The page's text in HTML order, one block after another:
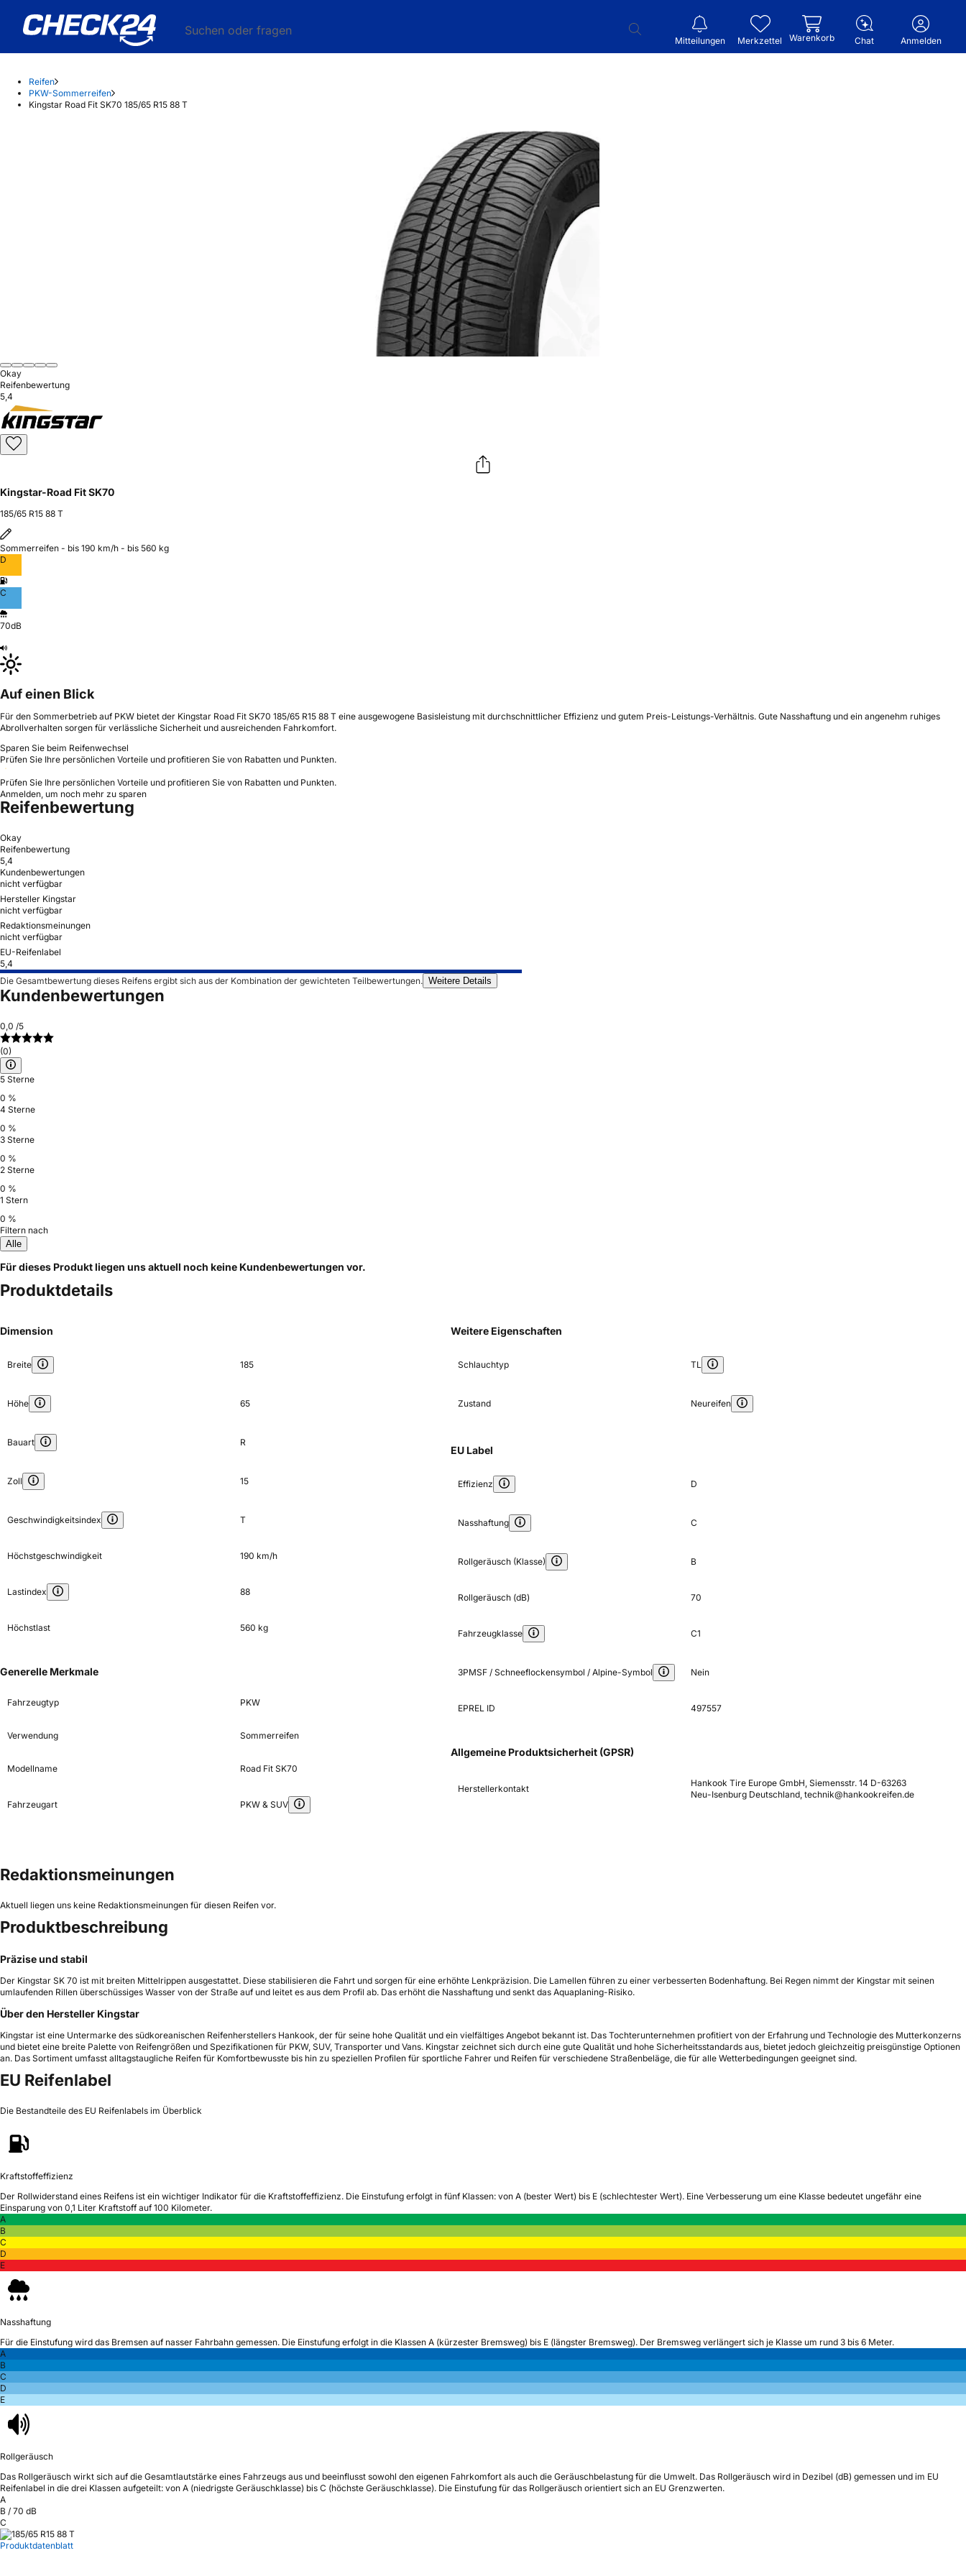
Suchen oder fragen
Mitteilungen Merkzettel Warenkorb Chat Anmelden
Reifen
PKW-Sommerreifen
Kingstar Road Fit SK70 185/65 R15 88 T
Okay
Reifenbewertung
5,4
Kingstar-Road Fit SK70
185/65 R15 88 T
Sommerreifen - bis 190 km/h - bis 560 kg
D
C
70dB
Auf einen Blick
Für den Sommerbetrieb auf PKW bietet der Kingstar Road Fit SK70 185/65 R15 88 T eine ausgewogene Basisleistung mit durchschnittlicher Effizienz und gutem Preis-Leistungs-Verhältnis. Gute Nasshaftung und ein angenehm ruhiges
Abrollverhalten sorgen für verlässliche Sicherheit und ausreichenden Fahrkomfort.
Sparen Sie beim Reifenwechsel
Prüfen Sie Ihre persönlichen Vorteile und profitieren Sie von Rabatten und Punkten.
Prüfen Sie Ihre persönlichen Vorteile und profitieren Sie von Rabatten und Punkten.
Anmelden, um noch mehr zu sparen
Reifenbewertung
Okay
Reifenbewertung
5,4
Kundenbewertungen
nicht verfügbar
Hersteller Kingstar
nicht verfügbar
Redaktionsmeinungen
nicht verfügbar
EU-Reifenlabel
5,4
Die Gesamtbewertung dieses Reifens ergibt sich aus der Kombination der gewichteten Teilbewertungen. Weitere Details
Kundenbewertungen
0,0 /5
(0)
5 Sterne
0 %
4 Sterne
0 %
3 Sterne
0 %
2 Sterne
0 %
1 Stern
0 %
Filtern nach
Alle
Für dieses Produkt liegen uns aktuell noch keine Kundenbewertungen vor.
Produktdetails
Dimension
Breite 185
Höhe 65
Bauart R
Zoll 15
Geschwindigkeitsindex T
Höchstgeschwindigkeit 190 km/h
Lastindex 88
Höchstlast 560 kg
Generelle Merkmale
Fahrzeugtyp PKW
Verwendung Sommerreifen
Modellname Road Fit SK70
Fahrzeugart PKW & SUV
Weitere Eigenschaften
Schlauchtyp TL
Zustand Neureifen
EU Label
Effizienz D
Nasshaftung C
Rollgeräusch (Klasse) B
Rollgeräusch (dB) 70
Fahrzeugklasse C1
3PMSF / Schneeflockensymbol / Alpine-Symbol Nein
EPREL ID 497557
Allgemeine Produktsicherheit (GPSR)
Herstellerkontakt
Hankook Tire Europe GmbH, Siemensstr. 14 D-63263
Neu-Isenburg Deutschland, technik@hankookreifen.de
Redaktionsmeinungen
Aktuell liegen uns keine Redaktionsmeinungen für diesen Reifen vor.
Produktbeschreibung
Präzise und stabil
Der Kingstar SK 70 ist mit breiten Mittelrippen ausgestattet. Diese stabilisieren die Fahrt und sorgen für eine erhöhte Lenkpräzision. Die Lamellen führen zu einer verbesserten Bodenhaftung. Bei Regen nimmt der Kingstar mit seinen
umlaufenden Rillen überschüssiges Wasser von der Straße auf und leitet es aus dem Profil ab. Das erhöht die Nasshaftung und senkt das Aquaplaning-Risiko.
Über den Hersteller Kingstar
Kingstar ist eine Untermarke des südkoreanischen Reifenherstellers Hankook, der für seine hohe Qualität und ein vielfältiges Angebot bekannt ist. Das Tochterunternehmen profitiert von der Erfahrung und Technologie des Mutterkonzerns
und bietet eine breite Palette von Reifengrößen und Spezifikationen für PKW, SUV, Transporter und Vans. Kingstar zeichnet sich durch eine gute Qualität und hohe Sicherheitsstandards aus, bietet jedoch gleichzeitig preisgünstige Optionen
an. Das Sortiment umfasst alltagstaugliche Reifen für Komfortbewusste bis hin zu speziellen Profilen für sportliche Fahrer und Reifen für verschiedene Straßenbeläge, die für alle Wetterbedingungen geeignet sind.
EU Reifenlabel
Die Bestandteile des EU Reifenlabels im Überblick
Kraftstoffeffizienz
Der Rollwiderstand eines Reifens ist ein wichtiger Indikator für die Kraftstoffeffizienz. Die Einstufung erfolgt in fünf Klassen: von A (bester Wert) bis E (schlechtester Wert). Eine Verbesserung um eine Klasse bedeutet ungefähr eine
Einsparung von 0,1 Liter Kraftstoff auf 100 Kilometer.
A
B
C
D
E
Nasshaftung
Für die Einstufung wird das Bremsen auf nasser Fahrbahn gemessen. Die Einstufung erfolgt in die Klassen A (kürzester Bremsweg) bis E (längster Bremsweg). Der Bremsweg verlängert sich je Klasse um rund 3 bis 6 Meter.
A
B
C
D
E
Rollgeräusch
Das Rollgeräusch wirkt sich auf die Gesamtlautstärke eines Fahrzeugs aus und beeinflusst sowohl den eigenen Fahrkomfort als auch die Geräuschbelastung für die Umwelt. Das Rollgeräusch wird in Dezibel (dB) gemessen und im EU
Reifenlabel in die drei Klassen aufgeteilt: von A (niedrigste Geräuschklasse) bis C (höchste Geräuschklasse). Die Einstufung für das Rollgeräusch orientiert sich an EU Grenzwerten.
A
B / 70 dB
C
Produktdatenblatt